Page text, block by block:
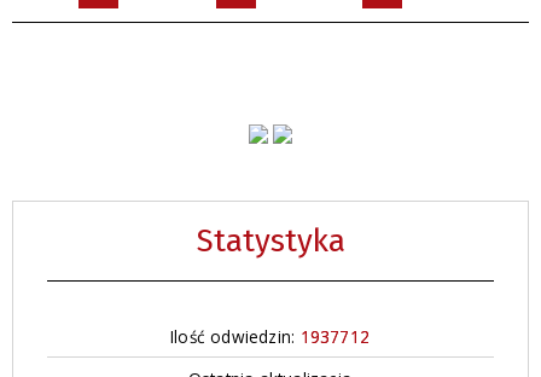
Statystyka
Ilość odwiedzin: 1937712